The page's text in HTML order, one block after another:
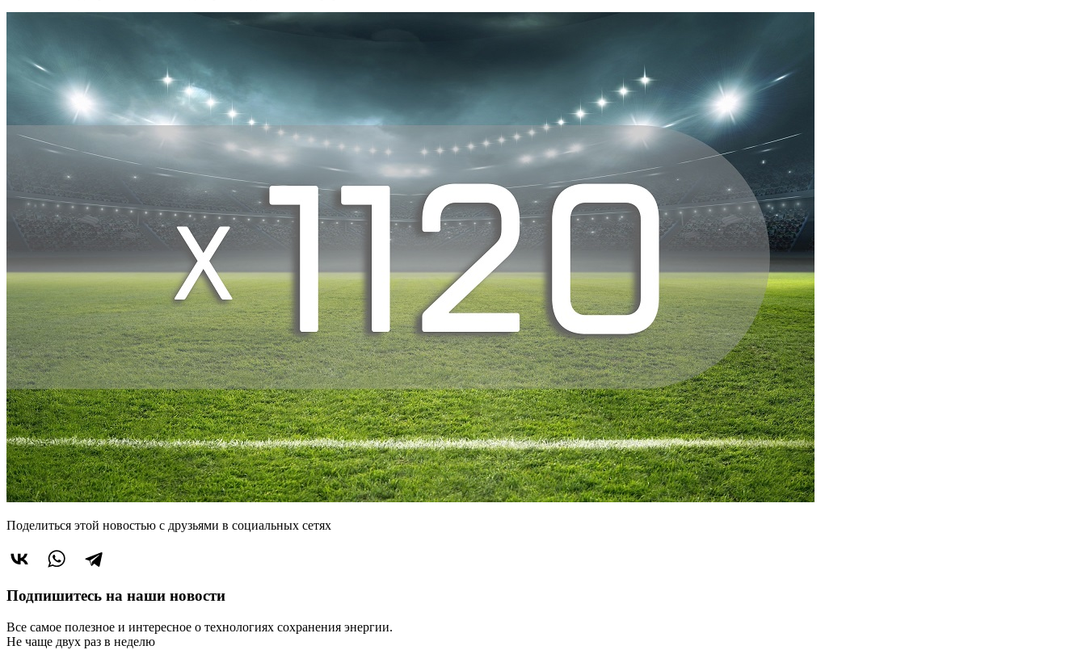
Поделиться этой новостью с друзьями в социальных сетях
Подпишитесь на наши новости
Все самое полезное и интересное о технологиях сохранения энергии.
Не чаще двух раз в неделю